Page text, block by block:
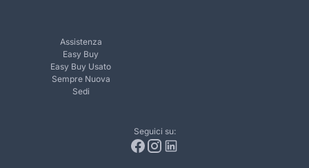
Assistenza
Easy Buy
Easy Buy Usato
Sempre Nuova
Sedi
Seguici su: